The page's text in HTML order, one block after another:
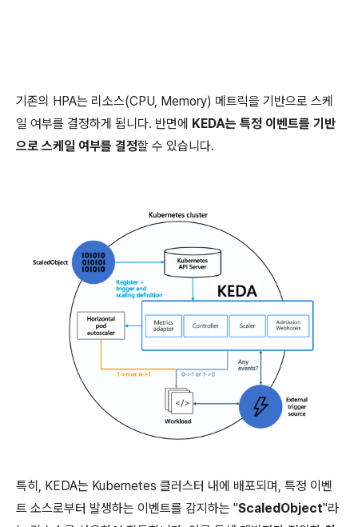
기존의 HPA는 리소스(CPU, Memory) 메트릭을 기반으로 스케
일 여부를 결정하게 됩니다. 반면에
KEDA는 특정 이벤트를 기반
으로 스케일 여부를 결정할 수 있습니다.
특히, KEDA는 Kubernetes 클러스터 내에 배포되며, 특정 이벤
트 소스로부터 발생하는 이벤트를 감지하는 "ScaledObject"라